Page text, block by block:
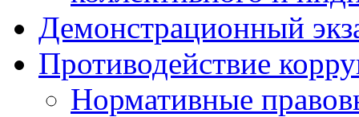
Демонстрационный
Противодействие
Нормативные